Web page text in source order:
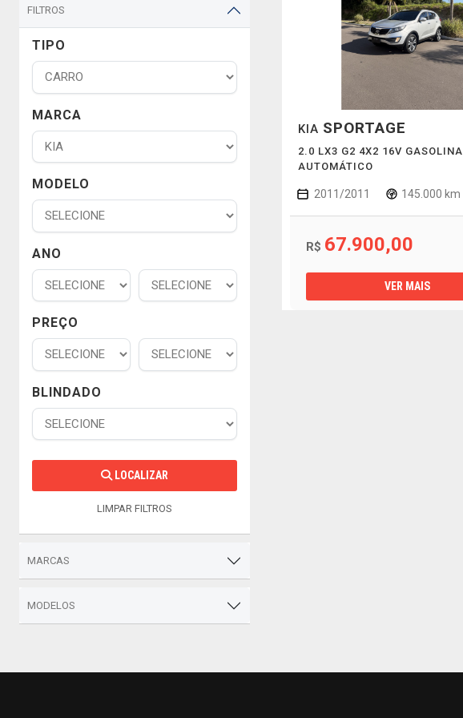
FILTROS
TIPO
MARCA
MODELO
ANO
PREÇO
BLINDADO
LOCALIZAR
LIMPAR FILTROS
MARCAS
MODELOS
KIA SPORTAGE
2.0 LX3 G2 4X2 16V GASOLINA
AUTOMÁTICO
2011/2011 145.000 km
R$ 67.900,00
VER MAIS